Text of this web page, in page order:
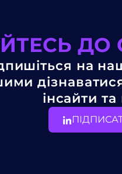
ДО
на
інсайти та